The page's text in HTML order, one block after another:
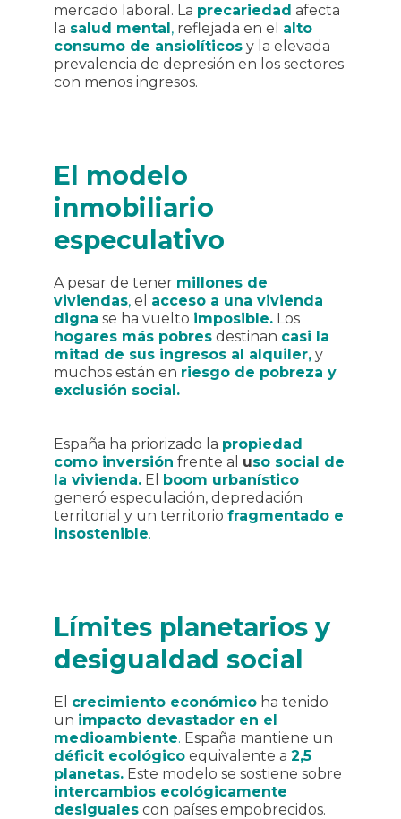
mercado laboral. La precariedad afecta
la salud mental, reflejada en el alto
consumo de ansiolíticos y la elevada
prevalencia de depresión en los sectores
con menos ingresos.
El modelo
inmobiliario
especulativo
A pesar de tener millones de
viviendas, el acceso a una vivienda
digna se ha vuelto imposible. Los
hogares más pobres destinan casi la
mitad de sus ingresos al alquiler, y
muchos están en riesgo de pobreza y
exclusión social.
España ha priorizado la propiedad
como inversión frente al uso social de
la vivienda. El boom urbanístico
generó especulación, depredación
territorial y un territorio fragmentado e
insostenible.
Límites planetarios y
desigualdad social
El crecimiento económico ha tenido
un impacto devastador en el
medioambiente. España mantiene un
déficit ecológico equivalente a 2,5
planetas. Este modelo se sostiene sobre
intercambios ecológicamente
desiguales con países empobrecidos.